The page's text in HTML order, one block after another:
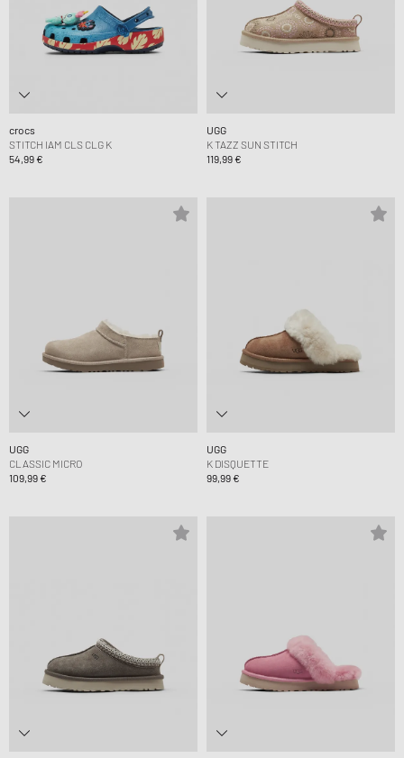
crocs
STITCH IAM CLS CLG K
54,99 €
UGG
K TAZZ SUN STITCH
119,99 €
UGG
CLASSIC MICRO
109,99 €
UGG
K DISQUETTE
99,99 €